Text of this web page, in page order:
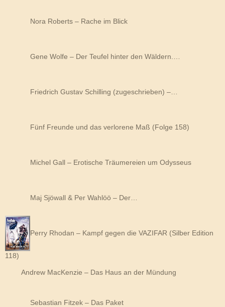
Nora Roberts – Rache im Blick
Gene Wolfe – Der Teufel hinter den Wäldern.…
Friedrich Gustav Schilling (zugeschrieben) –…
Fünf Freunde und das verlorene Maß (Folge 158)
Michel Gall – Erotische Träumereien um Odysseus
Maj Sjöwall & Per Wahlöö – Der…
Perry Rhodan – Kampf gegen die VAZIFAR (Silber Edition
118)
Andrew MacKenzie – Das Haus an der Mündung
Sebastian Fitzek – Das Paket